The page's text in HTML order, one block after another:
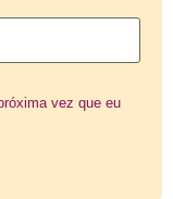
vez que eu